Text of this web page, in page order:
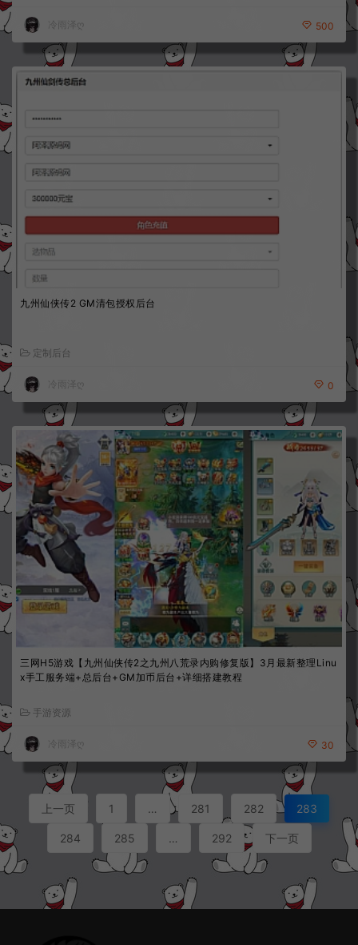
冷雨泽ღ 500
九州仙侠传2 GM清包授权后台
定制后台
冷雨泽ღ 0
三网H5游戏【九州仙侠传2之九州八荒录内购修复版】3月最新整理Linu
x手工服务端+总后台+GM加币后台+详细搭建教程
手游资源
冷雨泽ღ 30
上一页 1 … 281 282 283
284 285 … 292 下一页